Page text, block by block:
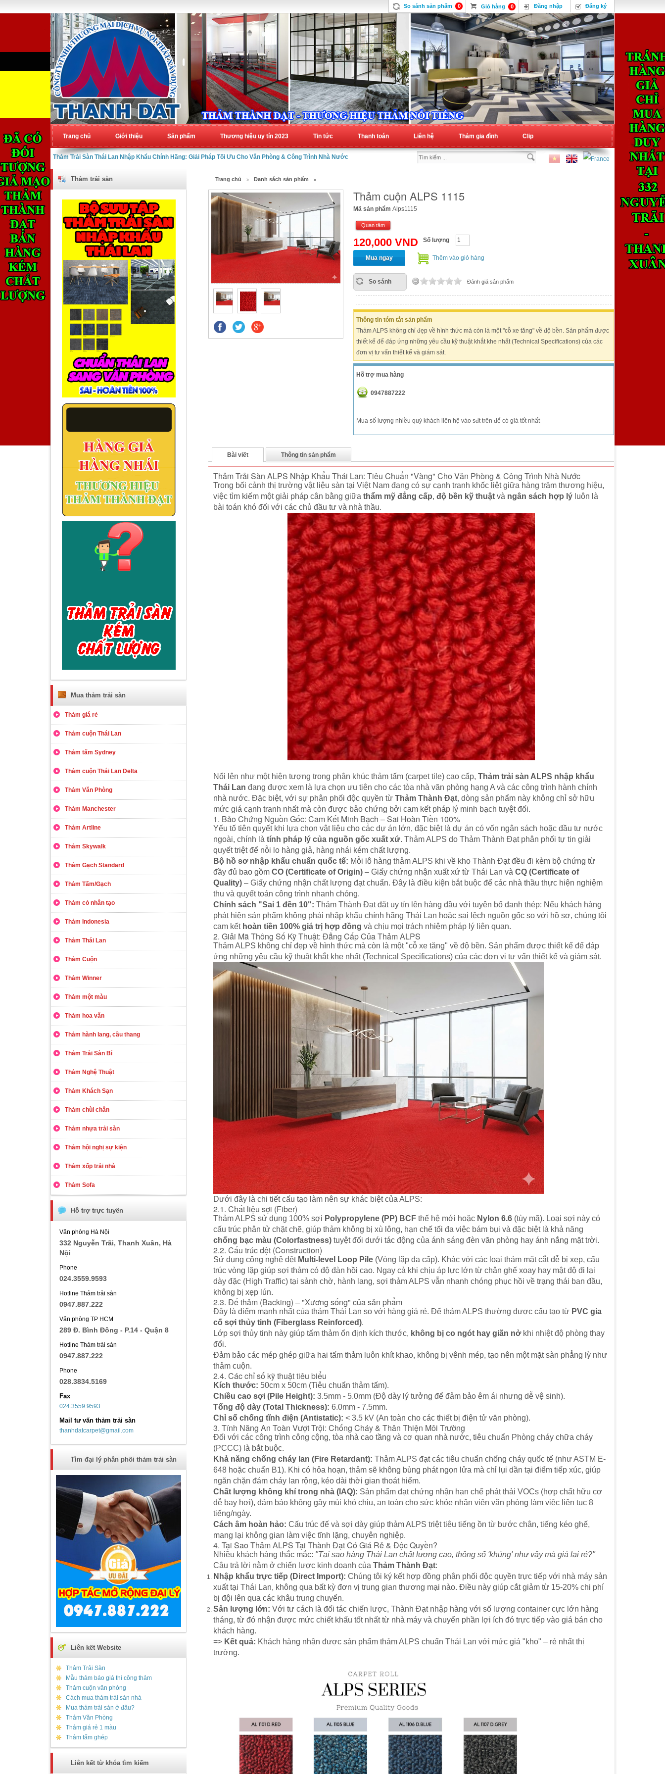
So sánh sản phẩm 0 Giỏ hàng 0 Đăng nhập Đăng ký
Trang chủ Giới thiệu Sản phẩm Thương hiệu uy tín 2023 Tin tức Thanh toán Liên hệ Thảm gia đình Clip
Thảm Trải Sàn Thái Lan Nhập Khẩu Chính Hãng: Giải Pháp Tối Ưu Cho Văn Phòng & Công Trình Nhà Nước
Trang chủ Danh sách sản phẩm
Thảm cuộn ALPS 1115
Mã sản phẩmAlps1115
Quan tâm
120,000 VND Số lượng
Mua ngay Thêm vào giỏ hàng
So sánh Đánh giá sản phẩm
Thông tin tóm tắt sản phẩm
Thảm ALPS không chỉ đẹp về hình thức mà còn là một "cỗ xe tăng" về độ bền. Sản phẩm được
thiết kế để đáp ứng những yêu cầu kỹ thuật khắt khe nhất (Technical Specifications) của các
đơn vị tư vấn thiết kế và giám sát.
Hỗ trợ mua hàng
0947887222
Mua số lượng nhiều quý khách liên hệ vào sđt trên để có giá tốt nhất
Bài viết Thông tin sản phẩm
Thảm Trải Sàn ALPS Nhập Khẩu Thái Lan: Tiêu Chuẩn "Vàng" Cho Văn Phòng & Công Trình Nhà Nước
Trong bối cảnh thị trường vật liệu sàn tại Việt Nam đang có sự cạnh tranh khốc liệt giữa hàng trăm thương hiệu,
việc tìm kiếm một giải pháp cân bằng giữa thẩm mỹ đẳng cấp, độ bền kỹ thuậtvà ngân sách hợp lýluôn là
bài toán khó đối với các chủ đầu tư và nhà thầu.
Nổi lên như một hiện tượng trong phân khúc thảm tấm (carpet tile) cao cấp, Thảm trải sàn ALPS nhập khẩu
Thái Lan đang được xem là lựa chọn ưu tiên cho các tòa nhà văn phòng hạng A và các công trình hành chính
nhà nước. Đặc biệt, với sự phân phối độc quyền từ Thảm Thành Đạt, dòng sản phẩm này không chỉ sở hữu
mức giá cạnh tranh nhất mà còn được bảo chứng bởi cam kết pháp lý minh bạch tuyệt đối.
1. Bảo Chứng Nguồn Gốc: Cam Kết Minh Bạch – Sai Hoàn Tiền 100%
Yếu tố tiên quyết khi lựa chọn vật liệu cho các dự án lớn, đặc biệt là dự án có vốn ngân sách hoặc đầu tư nước
ngoài, chính là tính pháp lý của nguồn gốc xuất xứ. Thảm ALPS do Thảm Thành Đạt phân phối tự tin giải
quyết triệt để nỗi lo hàng giả, hàng nhái kém chất lượng.
Bộ hồ sơ nhập khẩu chuẩn quốc tế: Mỗi lô hàng thảm ALPS khi về kho Thành Đạt đều đi kèm bộ chứng từ
đầy đủ bao gồm CO (Certificate of Origin)– Giấy chứng nhận xuất xứ từ Thái Lan và CQ (Certificate of
Quality)– Giấy chứng nhận chất lượng đạt chuẩn. Đây là điều kiện bắt buộc để các nhà thầu thực hiện nghiệm
thu và quyết toán công trình nhanh chóng.
Chính sách "Sai 1 đền 10": Thảm Thành Đạt đặt uy tín lên hàng đầu với tuyên bố đanh thép: Nếu khách hàng
phát hiện sản phẩm không phải nhập khẩu chính hãng Thái Lan hoặc sai lệch nguồn gốc so với hồ sơ, chúng tôi
cam kết hoàn tiền 100% giá trị hợp đồng và chịu mọi trách nhiệm pháp lý liên quan.
2. Giải Mã Thông Số Kỹ Thuật: Đẳng Cấp Của Thảm ALPS
Thảm ALPS không chỉ đẹp về hình thức mà còn là một "cỗ xe tăng" về độ bền. Sản phẩm được thiết kế để đáp
ứng những yêu cầu kỹ thuật khắt khe nhất (Technical Specifications) của các đơn vị tư vấn thiết kế và giám sát.
Dưới đây là chi tiết cấu tạo làm nên sự khác biệt của ALPS:
2.1. Chất liệu sợi (Fiber)
Thảm ALPS sử dụng 100% sợi Polypropylene (PP) BCFthế hệ mới hoặc Nylon 6.6(tùy mã). Loại sợi này có
cấu trúc phân tử chặt chẽ, giúp thảm không bị xù lông, hạn chế tối đa việc bám bụi và đặc biệt là khả năng
chống bạc màu (Colorfastness)tuyệt đối dưới tác động của ánh sáng đèn văn phòng hay ánh nắng mặt trời.
2.2. Cấu trúc dệt (Construction)
Sử dụng công nghệ dệt Multi-level Loop Pile(Vòng lặp đa cấp). Khác với các loại thảm mặt cắt dễ bị xẹp, cấu
trúc vòng lặp giúp sợi thảm có độ đàn hồi cao. Ngay cả khi chịu áp lực lớn từ chân ghế xoay hay mật độ đi lại
dày đặc (High Traffic) tại sảnh chờ, hành lang, sợi thảm ALPS vẫn nhanh chóng phục hồi về trạng thái ban đầu,
không bị xẹp lún.
2.3. Đế thảm (Backing) – "Xương sống" của sản phẩm
Đây là điểm mạnh nhất của thảm Thái Lan so với hàng giá rẻ. Đế thảm ALPS thường được cấu tạo từ PVC gia
cố sợi thủy tinh (Fiberglass Reinforced).
Lớp sợi thủy tinh này giúp tấm thảm ổn định kích thước, không bị co ngót hay giãn nởkhi nhiệt độ phòng thay
đổi.
Đảm bảo các mép ghép giữa hai tấm thảm luôn khít khao, không bị vênh mép, tạo nên một mặt sàn phẳng lỳ như
thảm cuộn.
2.4. Các chỉ số kỹ thuật tiêu biểu
Kích thước: 50cm x 50cm (Tiêu chuẩn thảm tấm).
Chiều cao sợi (Pile Height): 3.5mm - 5.0mm (Độ dày lý tưởng để đảm bảo êm ái nhưng dễ vệ sinh).
Tổng độ dày (Total Thickness): 6.0mm - 7.5mm.
Chỉ số chống tĩnh điện (Antistatic): < 3.5 kV (An toàn cho các thiết bị điện tử văn phòng).
3. Tính Năng An Toàn Vượt Trội: Chống Cháy & Thân Thiện Môi Trường
Đối với các công trình công cộng, tòa nhà cao tầng và cơ quan nhà nước, tiêu chuẩn Phòng cháy chữa cháy
(PCCC) là bắt buộc.
Khả năng chống cháy lan (Fire Retardant): Thảm ALPS đạt các tiêu chuẩn chống cháy quốc tế (như ASTM E-
648 hoặc chuẩn B1). Khi có hỏa hoạn, thảm sẽ không bùng phát ngọn lửa mà chỉ lụi dần tại điểm tiếp xúc, giúp
ngăn chặn đám cháy lan rộng, kéo dài thời gian thoát hiểm.
Chất lượng không khí trong nhà (IAQ): Sản phẩm đạt chứng nhận hạn chế phát thải VOCs (hợp chất hữu cơ
dễ bay hơi), đảm bảo không gây mùi khó chịu, an toàn cho sức khỏe nhân viên văn phòng làm việc liên tục 8
tiếng/ngày.
Cách âm hoàn hảo: Cấu trúc đế và sợi dày giúp thảm ALPS triệt tiêu tiếng ồn từ bước chân, tiếng kéo ghế,
mang lại không gian làm việc tĩnh lặng, chuyên nghiệp.
4. Tại Sao Thảm ALPS Tại Thành Đạt Có Giá Rẻ & Độc Quyền?
Nhiều khách hàng thắc mắc: "Tại sao hàng Thái Lan chất lượng cao, thông số 'khủng' như vậy mà giá lại rẻ?"
Câu trả lời nằm ở chiến lược kinh doanh của Thảm Thành Đạt:
Nhập khẩu trực tiếp (Direct Import): Chúng tôi ký kết hợp đồng phân phối độc quyền trực tiếp với nhà máy sản
xuất tại Thái Lan, không qua bất kỳ đơn vị trung gian thương mại nào. Điều này giúp cắt giảm từ 15-20% chi phí
bị đội lên qua các khâu trung chuyển.
Sản lượng lớn: Với tư cách là đối tác chiến lược, Thành Đạt nhập hàng với số lượng container cực lớn hàng
tháng, từ đó nhận được mức chiết khấu tốt nhất từ nhà máy và chuyển phần lợi ích đó trực tiếp vào giá bán cho
khách hàng.
=> Kết quả: Khách hàng nhận được sản phẩm thảm ALPS chuẩn Thái Lan với mức giá "kho" – rẻ nhất thị
trường.
Thảm trải sàn
Mua thảm trải sàn
Thảm giá rẻ
Thảm cuộn Thái Lan
Thảm tấm Sydney
Thảm cuộn Thái Lan Delta
Thảm Văn Phòng
Thảm Manchester
Thảm Artline
Thảm Skywalk
Thảm Gạch Standard
Thảm Tấm/Gạch
Thảm cỏ nhân tạo
Thảm Indonesia
Thảm Thái Lan
Thảm Cuộn
Thảm Winner
Thảm một màu
Thảm hoa văn
Thảm hành lang, cầu thang
Thảm Trải Sàn Bỉ
Thảm Nghệ Thuật
Thảm Khách Sạn
Thảm chùi chân
Thảm nhựa trải sàn
Thảm hội nghị sự kiện
Thảm xốp trải nhà
Thảm Sofa
Hỗ trợ trực tuyến
Văn phòng Hà Nội
332 Nguyễn Trãi, Thanh Xuân, Hà
Nội
Phone
024.3559.9593
Hotline Thảm trải sàn
0947.887.222
Văn phòng TP HCM
289 Đ. Bình Đông - P.14 - Quận 8
Hotline Thảm trải sàn
0947.887.222
Phone
028.3834.5169
Fax
024.3559.9593
Mail tư vấn thảm trải sàn
thanhdatcarpet@gmail.com
Tìm đại lý phân phối thảm trải sàn
Liên kết Website
Thảm Trải Sàn
Mẫu thảm báo giá thi công thảm
Thảm cuộn văn phòng
Cách mua thảm trải sàn nhà
Mua thảm trải sàn ở đâu?
Thảm Văn Phòng
Thảm giá rẻ 1 màu
Thảm tấm ghép
Liên kết từ khóa tìm kiếm